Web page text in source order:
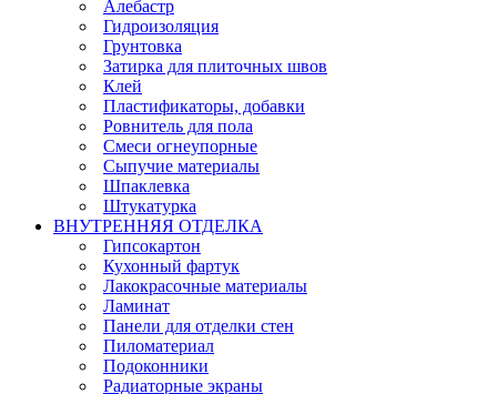
Алебастр
Гидроизоляция
Грунтовка
Затирка для плиточных швов
Клей
Пластификаторы, добавки
Ровнитель для пола
Смеси огнеупорные
Сыпучие материалы
Шпаклевка
Штукатурка
ВНУТРЕННЯЯ ОТДЕЛКА
Гипсокартон
Кухонный фартук
Лакокрасочные материалы
Ламинат
Панели для отделки стен
Пиломатериал
Подоконники
Радиаторные экраны